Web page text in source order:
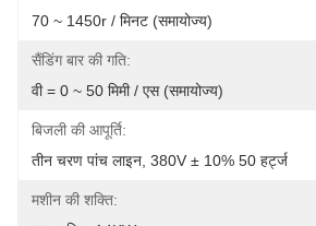
70 ~ 1450r / मिनट (समायोज्य)
सैंडिंग बार की गति:
वी = 0 ~ 50 मिमी / एस (समायोज्य)
बिजली की आपूर्ति:
तीन चरण पांच लाइन, 380V ± 10% 50 हर्ट्ज
मशीन की शक्ति: